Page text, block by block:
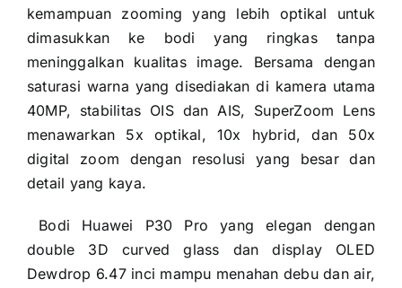
kemampuan zooming yang lebih optikal untuk
dimasukkan ke bodi yang ringkas tanpa
meninggalkan kualitas image. Bersama dengan
saturasi warna yang disediakan di kamera utama
40MP, stabilitas OIS dan AIS, SuperZoom Lens
menawarkan 5x optikal, 10x hybrid, dan 50x
digital zoom dengan resolusi yang besar dan
detail yang kaya.
Bodi Huawei P30 Pro yang elegan dengan
double 3D curved glass dan display OLED
Dewdrop 6.47 inci mampu menahan debu dan air,